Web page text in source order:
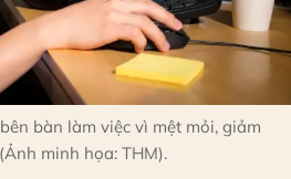
bàn làm việc vì mệt mỏi, giảm
minh họa: THM).